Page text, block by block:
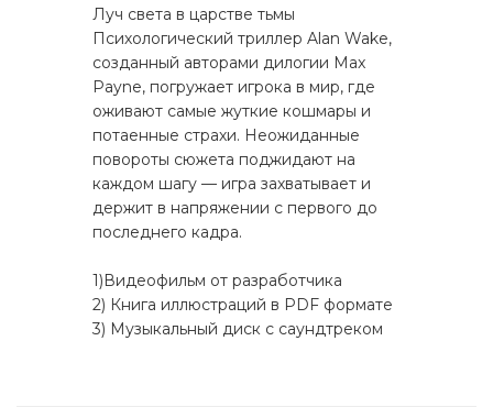
Луч света в царстве тьмы
Психологический триллер Alan Wake,
созданный авторами дилогии Max
Payne, погружает игрока в мир, где
оживают самые жуткие кошмары и
потаенные страхи. Неожиданные
повороты сюжета поджидают на
каждом шагу — игра захватывает и
держит в напряжении с первого до
последнего кадра.
1)Видеофильм от разработчика
2) Книга иллюстраций в PDF формате
3) Музыкальный диск с саундтреком